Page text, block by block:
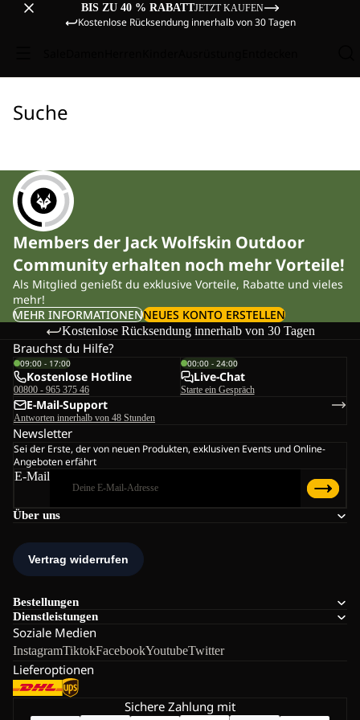
BIS ZU 40 % RABATTJETZT KAUFEN
Kostenlose Rücksendung innerhalb von 30 Tagen
Suche
Members der Jack Wolfskin Outdoor
Community erhalten noch mehr Vorteile!
Als Mitglied genießt du exklusive Vorteile, Rabatte und vieles
mehr!
MEHR INFORMATIONENNEUES KONTO ERSTELLEN
Kostenlose Rücksendung innerhalb von 30 Tagen
Über uns
Bestellungen
Dienstleistungen
Soziale Medien
InstagramTiktokFacebookYoutubeTwitter
Lieferoptionen
Brauchst du Hilfe?
09:00 - 17:00
Kostenlose Hotline
00800 - 965 375 46
00:00 - 24:00
Live-Chat
Starte ein Gespräch
E-Mail-Support
Antworten innerhalb von 48 Stunden
Newsletter
Sei der Erste, der von neuen Produkten, exklusiven Events und Online-
Angeboten erfährt
E-Mail
Sichere Zahlung mit